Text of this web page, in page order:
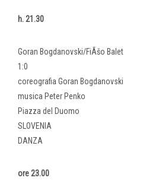
h. 21.30
Goran Bogdanovski/FiÃšo Balet
1:0
coreografia Goran Bogdanovski
musica Peter Penko
Piazza del Duomo
SLOVENIA
DANZA
ore 23.00